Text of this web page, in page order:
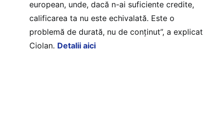
european, unde, dacă n-ai suficiente credite,
calificarea ta nu este echivalată. Este o
problemă de durată, nu de conținut”, a explicat
Ciolan. Detalii aici